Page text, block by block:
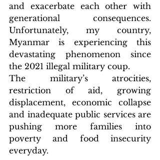
and exacerbate each other with
generational consequences.
Unfortunately, my country,
Myanmar is experiencing this
devastating phenomenon since
the 2021 illegal military coup.
The military’s atrocities,
restriction of aid, growing
displacement, economic collapse
and inadequate public services are
pushing more families into
poverty and food insecurity
everyday.